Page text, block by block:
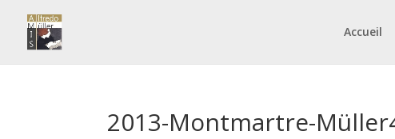
Accueil
2013-Montmartre-